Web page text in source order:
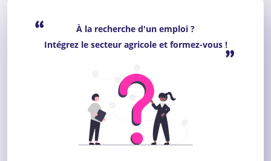
“
À la recherche d'un emploi ?
Intégrez le secteur agricole et formez-vous !”